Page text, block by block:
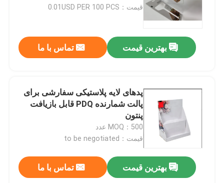
قیمت：0.01USD PER 100 PCS
بهترین قیمت تماس با ما
پدهای لایه پلاستیکی سفارشی برای
پالت شمارنده PDQ قابل بازیافت
پنتون
MOQ：500 عدد
قیمت：to be negotiated
بهترین قیمت تماس با ما